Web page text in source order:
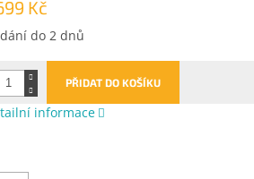
Kč
do 2 dnů
PŘIDAT DO KOŠÍKU
informace